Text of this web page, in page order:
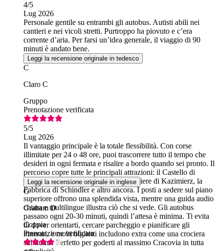
4/5
Lug 2026
Personale gentile su entrambi gli autobus. Autisti abili nei
cantieri e nei vicoli stretti. Purtroppo ha piovuto e c’era
corrente d’aria. Per farsi un’idea generale, il viaggio di 90
minuti è andato bene.
Leggi la recensione originale in tedesco
C
Claro C
Gruppo
Prenotazione verificata
5/5
Lug 2026
Il vantaggio principale è la totale flessibilità. Con corse
illimitate per 24 o 48 ore, puoi trascorrere tutto il tempo che
desideri in ogni fermata e risalire a bordo quando sei pronto. Il
percorso copre tutte le principali attrazioni: il Castello di
Wawel, la Piazza del Mercato, il quartiere di Kazimierz, la
Fabbrica di Schindler e altro ancora. I posti a sedere sul piano
superiore offrono una splendida vista, mentre una guida audio
chiara e multilingue illustra ciò che si vede. Gli autobus
passano ogni 20-30 minuti, quindi l’attesa è minima. Ti evita
di dover orientarti, cercare parcheggio e pianificare gli
itinerari, e molti biglietti includono extra come una crociera
sul fiume. Perfetto per goderti al massimo Cracovia in tutta
Leggi la recensione originale in inglese
G
Graham D
Coppia
Prenotazione verificata